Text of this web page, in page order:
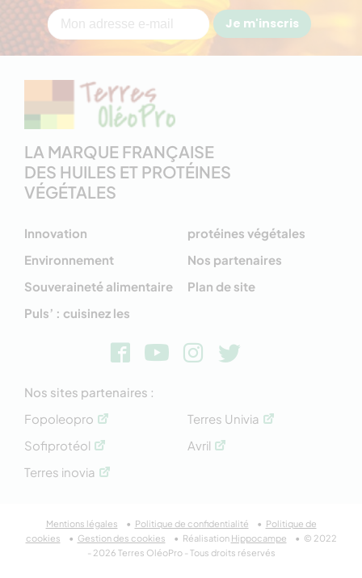
Je m'inscris
LA MARQUE FRANÇAISE
DES HUILES ET PROTÉINES
VÉGÉTALES
Innovation
Environnement
Souveraineté alimentaire
Puls’ : cuisinez les
protéines végétales
Nos partenaires
Plan de site
Nos sites partenaires :
Fopoleopro
Sofiprotéol
Terres inovia
Terres Univia
Avril
Mentions légales Politique de confidentialité
Politique de
cookies
Gestion des cookies Réalisation Hippocampe
© 2022
- 2026 Terres OléoPro - Tous droits réservés